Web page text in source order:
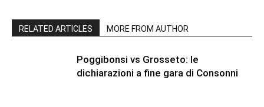
RELATED ARTICLES MORE FROM AUTHOR
Poggibonsi vs Grosseto: le
dichiarazioni a fine gara di Consonni